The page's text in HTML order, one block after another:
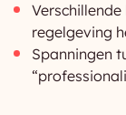
regelgeving
Spanningen